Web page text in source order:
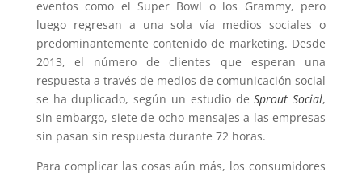
eventos como el Super Bowl o los Grammy, pero
luego regresan a una sola vía medios sociales o
predominantemente contenido de marketing. Desde
2013, el número de clientes que esperan una
respuesta a través de medios de comunicación social
se ha duplicado, según un estudio deSprout Social,
sin embargo, siete de ocho mensajes a las empresas
sin pasan sin respuesta durante 72 horas.
Para complicar las cosas aún más, los consumidores